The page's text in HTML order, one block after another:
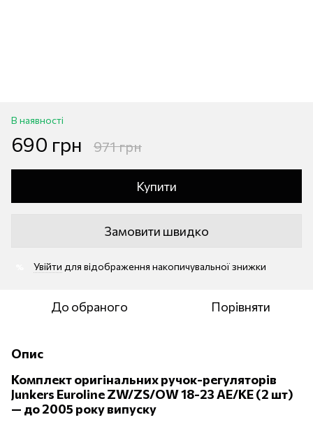
В наявності
690 грн 971 грн
Купити
Замовити швидко
Увійти для відображення накопичувальної знижки
До обраного Порівняти
Опис
Комплект оригінальних ручок-регуляторів
Junkers Euroline ZW/ZS/OW 18-23 AE/KE (2 шт)
— до 2005 року випуску